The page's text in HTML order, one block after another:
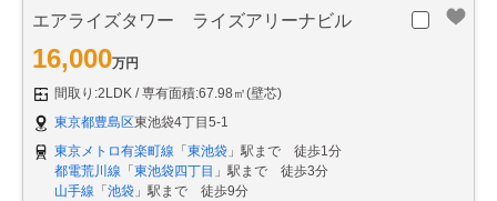
エアライズタワー ライズアリーナビル
16,000万円
間取り:2LDK
専有面積:67.98㎡(壁芯)
東京都豊島区東池袋4丁目5-1
東京メトロ有楽町線 「 東池袋 」駅まで 徒歩1分
都電荒川線 「 東池袋四丁目 」駅まで 徒歩3分
山手線 「 池袋 」駅まで 徒歩9分